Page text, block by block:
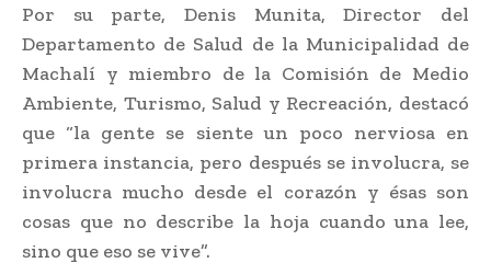
Por su parte, Denis Munita, Director del
Departamento de Salud de la Municipalidad de
Machalí y miembro de la Comisión de Medio
Ambiente, Turismo, Salud y Recreación, destacó
que “la gente se siente un poco nerviosa en
primera instancia, pero después se involucra, se
involucra mucho desde el corazón y ésas son
cosas que no describe la hoja cuando una lee,
sino que eso se vive”.